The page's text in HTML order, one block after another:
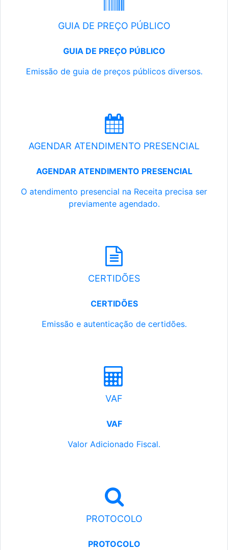
GUIA DE PREÇO PÚBLICO
GUIA DE PREÇO PÚBLICO
Emissão de guia de preços públicos diversos.
AGENDAR ATENDIMENTO PRESENCIAL
AGENDAR ATENDIMENTO PRESENCIAL
O atendimento presencial na Receita precisa ser
previamente agendado.
CERTIDÕES
CERTIDÕES
Emissão e autenticação de certidões.
VAF
VAF
Valor Adicionado Fiscal.
PROTOCOLO
PROTOCOLO